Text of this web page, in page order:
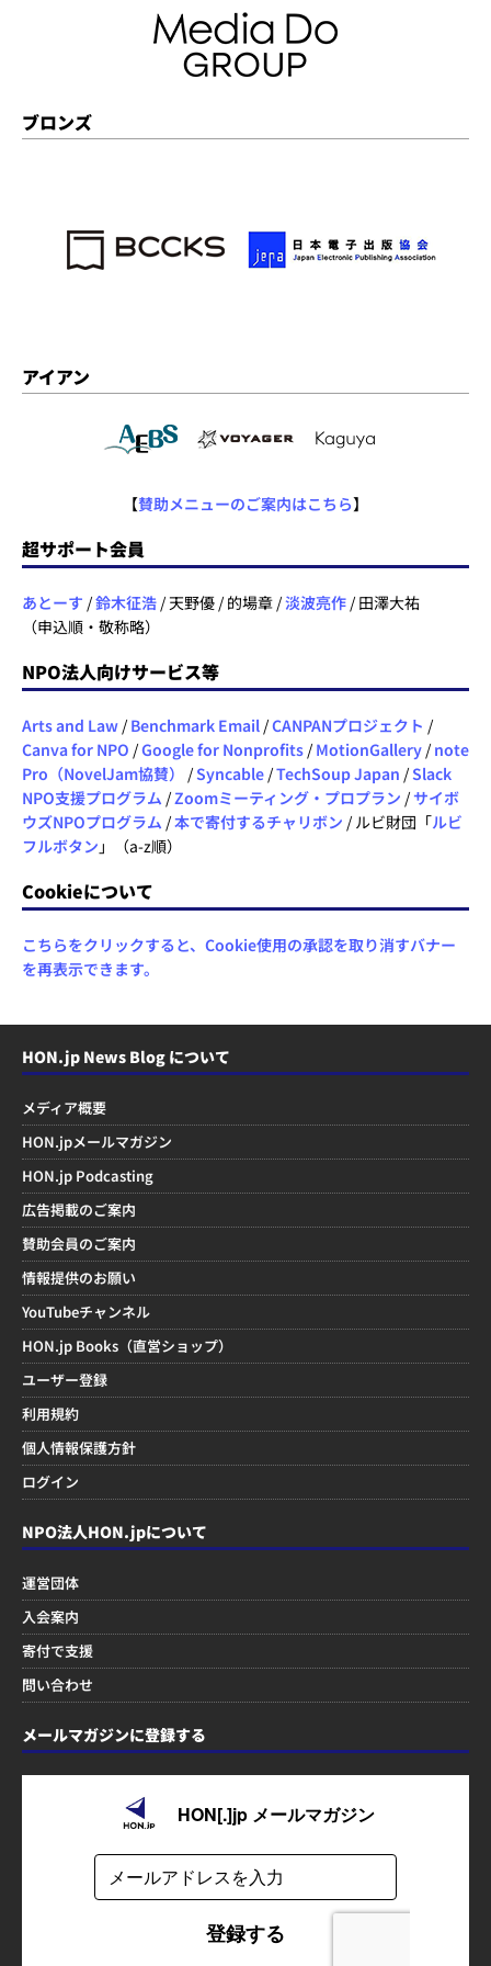
ブロンズ
アイアン
【賛助メニューのご案内はこちら】
超サポート会員
あとーす /鈴木征浩 / 天野優 / 的場章 /淡波亮作 / 田澤大祐
（申込順・敬称略）
NPO法人向けサービス等
Arts and Law / Benchmark Email /CANPANプロジェクト /
Canva for NPO /Google for Nonprofits / MotionGallery / note
Pro（NovelJam協賛）
/Syncable /TechSoup Japan /Slack
NPO支援プログラム /Zoomミーティング・プロプラン /サイボ
ウズNPOプログラム /本で寄付するチャリボン / ルビ財団「ルビ
フルボタン 」（a-z順）
Cookieについて
こちらをクリックすると、Cookie使用の承認を取り消すバナー
を再表示できます。
HON.jp News Blog について
メディア概要
HON.jpメールマガジン
HON.jp Podcasting
広告掲載のご案内
賛助会員のご案内
情報提供のお願い
YouTubeチャンネル
HON.jp Books（直営ショップ）
ユーザー登録
利用規約
個人情報保護方針
ログイン
NPO法人HON.jpについて
運営団体
入会案内
寄付で支援
問い合わせ
メールマガジンに登録する